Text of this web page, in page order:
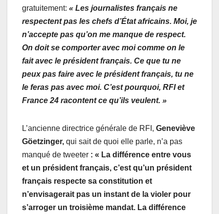
gratuitement: « Les journalistes français ne
respectent pas les chefs d’État africains. Moi, je
n’accepte pas qu’on me manque de respect.
On doit se comporter avec moi comme on le
fait avec le président français. Ce que tu ne
peux pas faire avec le président français, tu ne
le feras pas avec moi. C’est pourquoi, RFI et
France 24 racontent ce qu’ils veulent. »
L’ancienne directrice générale de RFI, Geneviève
Göetzinger, qui sait de quoi elle parle, n’a pas
manqué de tweeter : « La différence entre vous
et un président français, c’est qu’un président
français respecte sa constitution et
n’envisagerait pas un instant de la violer pour
s’arroger un troisième mandat. La différence